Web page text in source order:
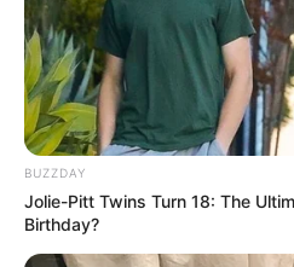
BUZZDAY
Jolie-Pitt Twins Turn 18: The
Birthday?